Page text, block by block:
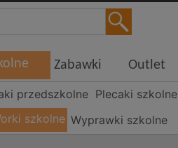
Zabawki Outlet
przedszkolne Plecaki szkolne
szkolne Wyprawki szkolne